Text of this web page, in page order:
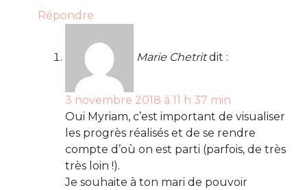
Répondre
Marie Chetrit dit :
3 novembre 2018 à 11 h 37 min
Oui Myriam, c’est important de visualiser
les progrès réalisés et de se rendre
compte d’où on est parti (parfois, de très
très loin !).
Je souhaite à ton mari de pouvoir